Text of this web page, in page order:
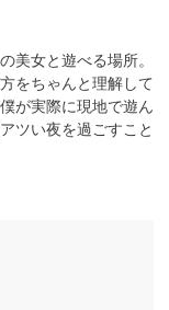
美女と遊べる場所。
をちゃんと理解して
が実際に現地で遊ん
ツい夜を過ごすこと